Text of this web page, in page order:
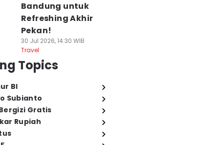
Bandung untuk
Refreshing Akhir
Pekan!
30 Jul 2026, 14:30 WIB
Travel
Topics
BI
Subianto
Gratis
Rupiah